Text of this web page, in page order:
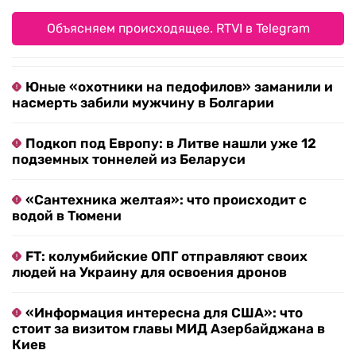
Объясняем происходящее. RTVI в Telegram
Юные «охотники на педофилов» заманили и
насмерть забили мужчину в Болгарии
Подкоп под Европу: в Литве нашли уже 12
подземных тоннелей из Беларуси
«Сантехника желтая»: что происходит с
водой в Тюмени
FT: колумбийские ОПГ отправляют своих
людей на Украину для освоения дронов
«Информация интересна для США»: что
стоит за визитом главы МИД Азербайджана в
Киев